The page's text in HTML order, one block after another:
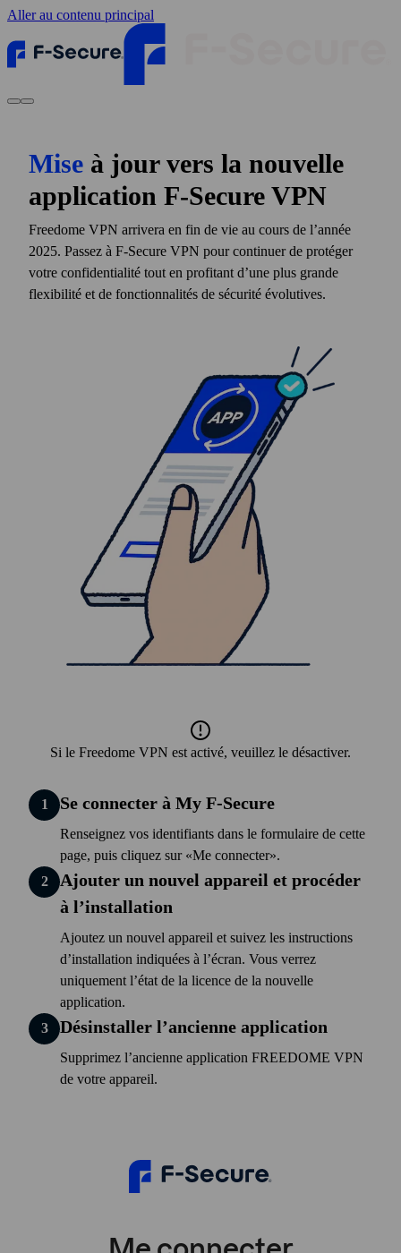
Aller au contenu principal
Mise à jour vers la nouvelle
application F‑Secure VPN
Freedome VPN arrivera en fin de vie au cours de l’année
2025. Passez à F‑Secure VPN pour continuer de protéger
votre confidentialité tout en profitant d’une plus grande
flexibilité et de fonctionnalités de sécurité évolutives.
Si le Freedome VPN est activé, veuillez le désactiver.
Se connecter à My F‑Secure
Renseignez vos identifiants dans le formulaire de cette
page, puis cliquez sur
Me connecter .
Ajouter un nouvel appareil et procéder
à l’installation
Ajoutez un nouvel appareil et suivez les instructions
d’installation indiquées à l’écran. Vous verrez
uniquement l’état de la licence de la nouvelle
application.
Désinstaller l’ancienne application
Supprimez l’ancienne application FREEDOME VPN
de votre appareil.